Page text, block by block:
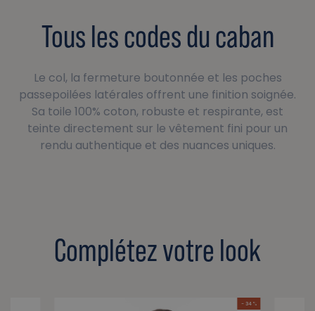
Tous les codes du caban
Le col, la fermeture boutonnée et les poches
passepoilées latérales offrent une finition soignée.
Sa toile 100% coton, robuste et respirante, est
teinte directement sur le vêtement fini pour un
rendu authentique et des nuances uniques.
Complétez votre look
- 34 %